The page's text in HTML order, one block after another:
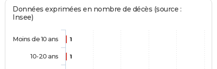
Données exprimées en nombre de décès (source :
Insee)
1
1
Moins de 10 ans
10-20 ans